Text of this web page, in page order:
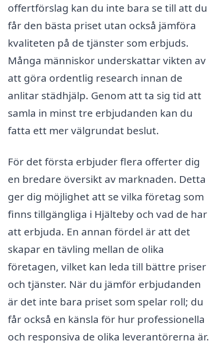
offertförslag kan du inte bara se till att du
får den bästa priset utan också jämföra
kvaliteten på de tjänster som erbjuds.
Många människor underskattar vikten av
att göra ordentlig research innan de
anlitar städhjälp. Genom att ta sig tid att
samla in minst tre erbjudanden kan du
fatta ett mer välgrundat beslut.
För det första erbjuder flera offerter dig
en bredare översikt av marknaden. Detta
ger dig möjlighet att se vilka företag som
finns tillgängliga i Hjälteby och vad de har
att erbjuda. En annan fördel är att det
skapar en tävling mellan de olika
företagen, vilket kan leda till bättre priser
och tjänster. När du jämför erbjudanden
är det inte bara priset som spelar roll; du
får också en känsla för hur professionella
och responsiva de olika leverantörerna är.